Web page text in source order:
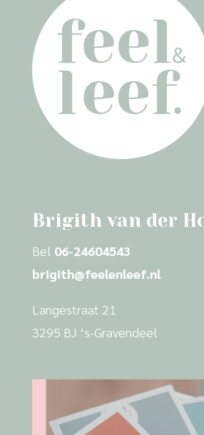
Brigith van der
Bel 06-24604543
brigith@feelenleef.nl
Langestraat 21
3295 BJ ‘s-Gravendeel